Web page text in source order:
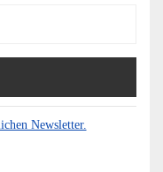
Newsletter.